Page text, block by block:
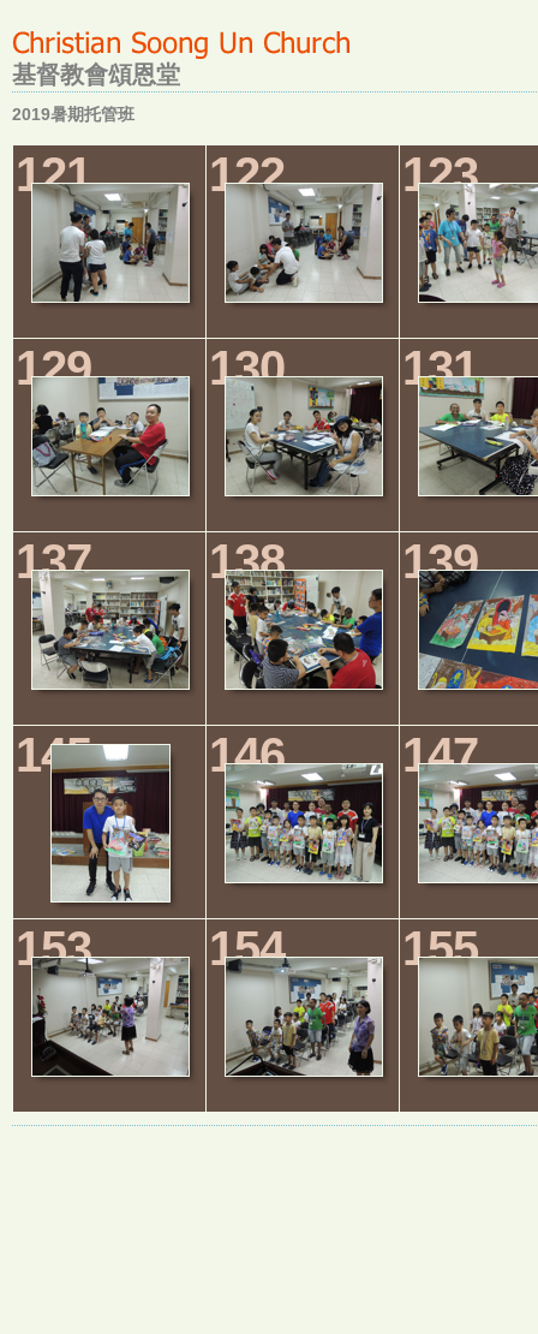
基督教會頌恩堂
2019暑期托管班
121 122 123
129 130 131
137 138 139
145 146 147
153 154 155